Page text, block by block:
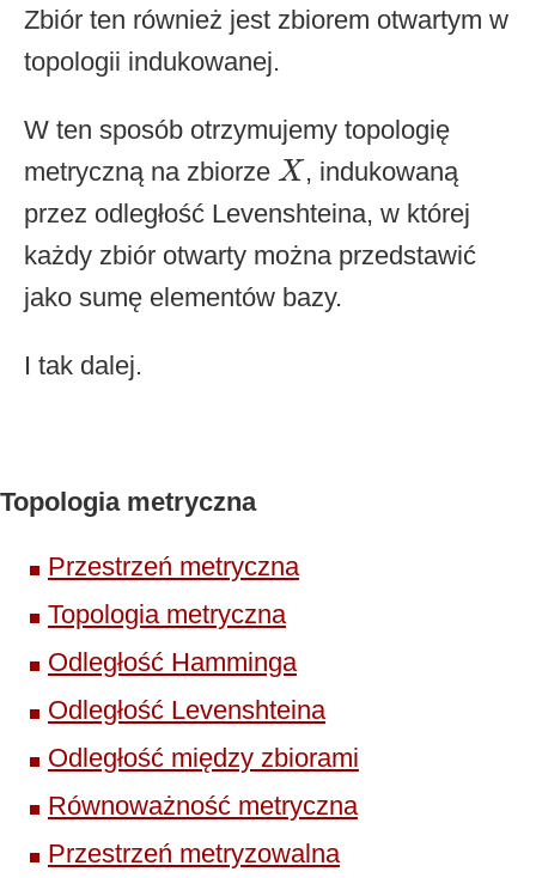
Zbiór ten również jest zbiorem otwartym w
topologii indukowanej.
W ten sposób otrzymujemy topologię
metryczną na zbiorze X
X , indukowaną
przez odległość Levenshteina, w której
każdy zbiór otwarty można przedstawić
jako sumę elementów bazy.
I tak dalej.
Topologia metryczna
Przestrzeń metryczna
Topologia metryczna
Odległość Hamminga
Odległość Levenshteina
Odległość między zbiorami
Równoważność metryczna
Przestrzeń metryzowalna